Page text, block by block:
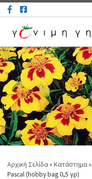
Μετάβαση στο περιεχόμενο
Αρχική Σελίδα» Κατάστημα»
Pascal (hobby bag 0,5 γρ)